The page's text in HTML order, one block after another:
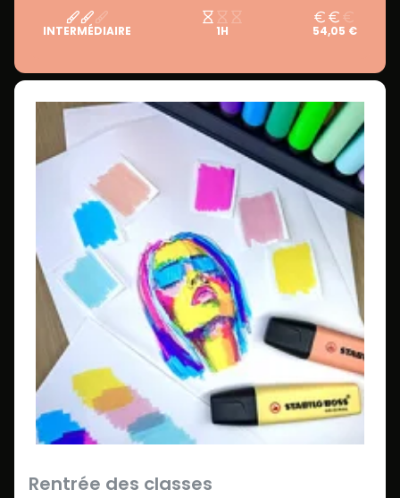
INTERMÉDIAIRE 1H 54,05 €
Rentrée des classes